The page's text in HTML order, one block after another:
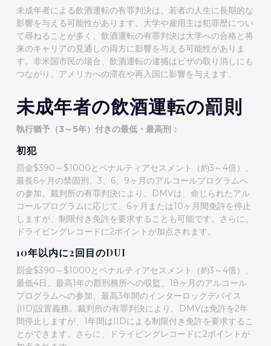
未成年者による飲酒運転の有罪判決は、若者の人生に長期的な
影響を与える可能性があります。大学や雇用主は犯罪歴につい
て尋ねることが多く、飲酒運転の有罪判決は大学への合格と将
来のキャリアの見通しの両方に影響を与える可能性がありま
す。非米国市民の場合、飲酒運転の逮捕はビザの取り消しにも
つながり、アメリカへの滞在や再入国に影響を与えます。
未成年者の飲酒運転の罰則
執行猶予（3～5年）付きの最低・最高刑：
初犯
罰金$390～$1000とペナルティアセスメント（約3～4倍）、
最長6ヶ月の禁固刑、3、6、9ヶ月のアルコールプログラムへ
の参加。裁判所の有罪判決により、DMVは、命じられたアル
コールプログラムに応じて、6ヶ月または10ヶ月間免許を停止
しますが、制限付き免許を要求することも可能です。さらに、
ドライビングレコードに2ポイントが加点されます。
10年以内に2回目のDUI
罰金$390～$1000とペナルティアセスメント（約3～4倍）、
最低4日、最高1年の郡刑務所への収監、18ヶ月のアルコール
プログラムへの参加、最高3年間のインターロックデバイス
(IID)設置義務。裁判所の有罪判決により、DMVは免許を2年
間停止しますが、1年間はIIDによる制限付き免許を要求するこ
とができます。さらに、ドライビングレコードに2ポイントが